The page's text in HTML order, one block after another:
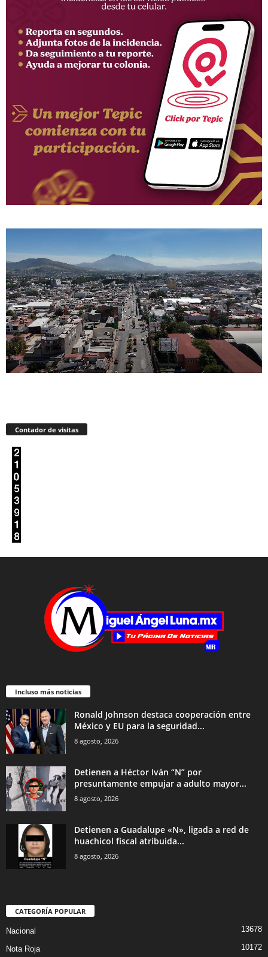
Contador de visitas
Incluso más noticias
Ronald Johnson destaca cooperación entre
México y EU para la seguridad...
8 agosto, 2026
Detienen a Héctor Iván “N” por
presuntamente empujar a adulto mayor...
8 agosto, 2026
Detienen a Guadalupe «N», ligada a red de
huachicol fiscal atribuida...
8 agosto, 2026
CATEGORÍA POPULAR
Nacional 13678
Nota Roja 10172